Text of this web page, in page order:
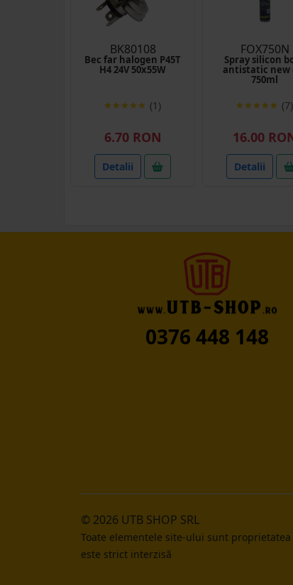
BK80108
Bec far halogen P45T
H4 24V 50x55W
(1)
6.70 RON
Detalii
FOX750N
Spray silicon
antistatic new
750ml
(7)
16.00
Detalii
0376 448 148
© 2026 UTB SHOP SRL
Toate elementele site-ului sunt proprietatea
este strict interzisă